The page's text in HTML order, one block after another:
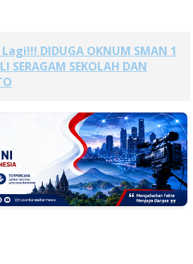
DIDUGA OKNUM SMAN 1
SERAGAM SEKOLAH DAN